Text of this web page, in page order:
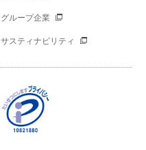
グループ企業
サスティナビリティ